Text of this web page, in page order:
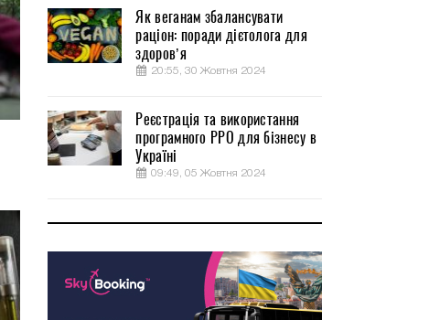
Як веганам збалансувати
раціон: поради дієтолога для
здоров’я
20:55, 30 Жовтня 2024
Реєстрація та використання
програмного РРО для бізнесу в
Україні
09:49, 05 Жовтня 2024